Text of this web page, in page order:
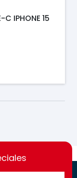
C IPHONE 15